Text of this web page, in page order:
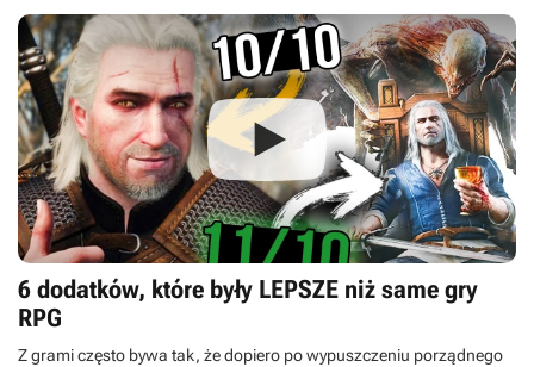
dzisiejszym materiale opowiemy Wam o naszych wrażeniach z
przedpremierowego dema. Czy Finowie znowu dowieźli?
6 dodatków, które były LEPSZE niż same gry
RPG
Z grami często bywa tak, że dopiero po wypuszczeniu porządnego